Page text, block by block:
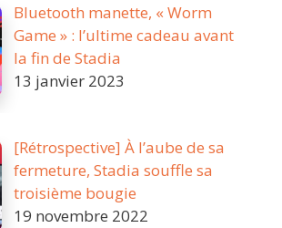
Bluetooth manette, « Worm
Game » : l’ultime cadeau avant
la fin de Stadia
13 janvier 2023
[Rétrospective] À l’aube de sa
fermeture, Stadia souffle sa
troisième bougie
19 novembre 2022